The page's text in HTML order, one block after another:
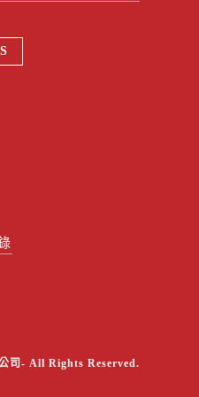
司- All Rights Reserved.